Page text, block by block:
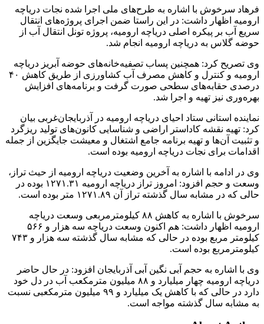
فرهاد سرخوش با اشاره به طرح‌های ملی اجرا شده نجات دریاچه
ارومیه اظهار داشت: در این راستا ضمن اجرای پروژه‌های انتقال
سریع آب بر پیکره اصلی دریاچه ارومیه، پروژه تونل انتقال آب از
حوضه گلاس به دریاچه ارومیه انجام شد.
وی تصریح کرد: همچنین پساب تصفیه‌خانه‌های حوضه آبریز دریاچه
ارومیه و کنترل و کاهش مصرف آب کشاورزی از طریق کاهش ۴۰
درصدی حقابه‌های سطحی صورت گرفت و برنامه‌های افزایش
بهره‌وری نیز تهیه و اجرا شد.
نماینده استانی ستاد احیای دریاچه ارومیه در آذربایجان‌غربی بیان
کرد: تهیه نقشه کاداستر اراضی و شناسایی کانون‌های تولید ریزگرد
و تثبیت آن‌ها و تهیه برنامه جامع اشتغال و معیشت جایگزین از جمله
اقدامات برای نجات دریاچه ارومیه بوده است.
وی در ادامه با اشاره به آخرین وضعیت دریاچه ارومیه از حیث تراز،
وسعت و حجم افزود: امروز تراز دریاچه ارومیه ۱۲۷۱.۳۱ بوده در
حالی که در مشابه سال گذشته تراز آن ۱۲۷۱.۸۹ متر بوده است.
سرخوش با اشاره به کاهش ۸۸ کیلومترمربعی وسعت دریاچه
ارومیه اظهار داشت: هم اکنون وسعت دریاچه سه هزار و ۵۶۶
کیلومتر مربع بوده در حالی که مشابه سال گذشته سه هزار و ۷۴۳
کیلومترمربع بوده است.
وی با اشاره به حجم آبی نگین آبی آذربایجان افزود: در حال حاضر
دریاچه ارومیه چهار میلیارد و ۸۸ میلیون مترمکعب آب در دل خود
دارد در حالی که با کاهش یک میلیارد و ۹۹ میلیون مترمکعبی نسبت
به مشابه سال گذشته مواجه است.